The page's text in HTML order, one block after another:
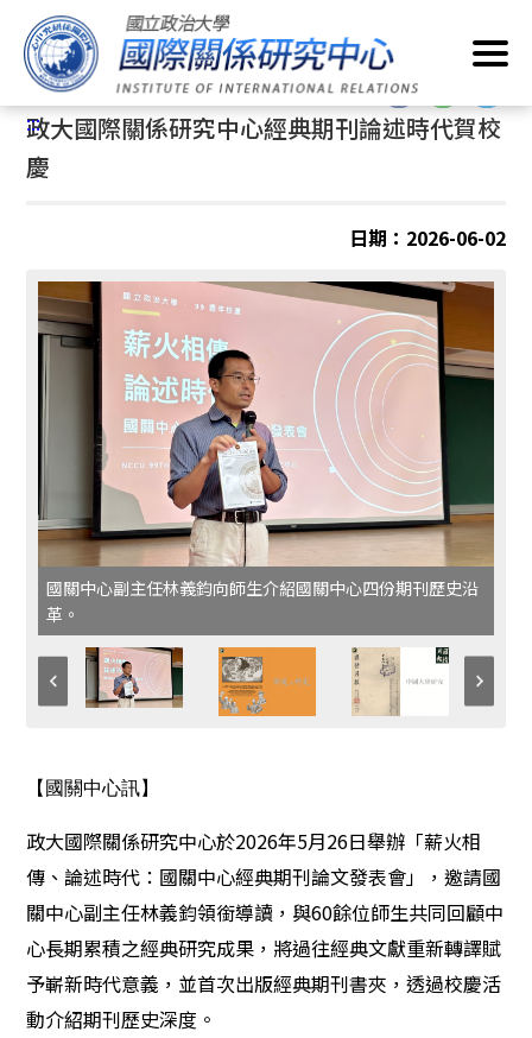
到
主
要
內
容
首頁/ 最新消息/一般事項
:::
:::
政大國際關係研究中心經典期刊論述時代賀校
慶
日期：2026-06-02
國關中心副主任林義鈞向師生介紹國關中心四份期刊歷史沿
革。
【國關中心訊】
政大國際關係研究中心於2026年5月26日舉辦「薪火相
傳、論述時代：國關中心經典期刊論文發表會」，邀請國
關中心副主任林義鈞領銜導讀，與60餘位師生共同回顧中
心長期累積之經典研究成果，將過往經典文獻重新轉譯賦
予嶄新時代意義，並首次出版經典期刊書夾，透過校慶活
動介紹期刊歷史深度。